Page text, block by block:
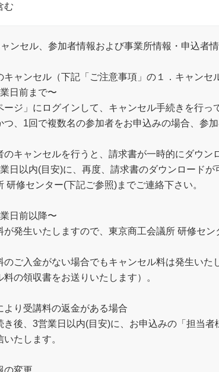
む
ンセル、参加者情報および事業所情報・申込者
キャンセル（下記「ご注意事項」の１．キャンセ
日前まで〜
ージ」にログインして、キャンセル手続きを行っ
つ、1回で複数名の参加者をお申込みの場合、参
キャンセルを行うと、請求書が一時的にダウン
日以内(目安)に、再度、請求書のダウンロード
研修センター(下記ご参照)までご連絡下さい。
日前以降〜
が発生いたしますので、東京商工会議所 研修セ
のご入金がない場合でもキャンセル料は発生い
の領収書をお送りいたします）。
り受講料の返金がある場合
き後、3営業日以内(目安)に、お申込みの「担当
たします。
の変更